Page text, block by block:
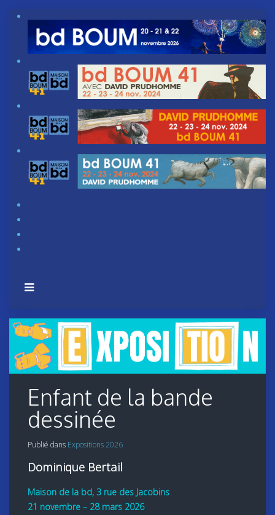
Enfant de la bande
dessinée
Publié dans Expositions 2026
Dominique Bertail
Maison de la bd, 3 rue des Jacobins
21 novembre – 28 mars 2026